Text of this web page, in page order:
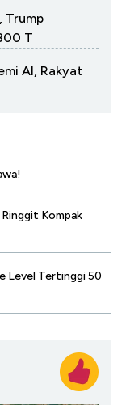
Trump
T
AI, Rakyat
Ringgit Kompak
Level Tertinggi 50